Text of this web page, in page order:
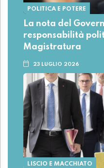
POLITICA E POTERE
La nota del
responsabilità
Magistratura
23 LUGLIO 2026
LISCIO E MACCHIATO